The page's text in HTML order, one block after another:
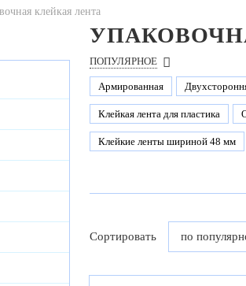
клейкая лента
ПОПУЛЯРНОЕ
Армированная
Клейкая лента для пластика
Клейкие ленты шириной 48 мм
Сортировать по